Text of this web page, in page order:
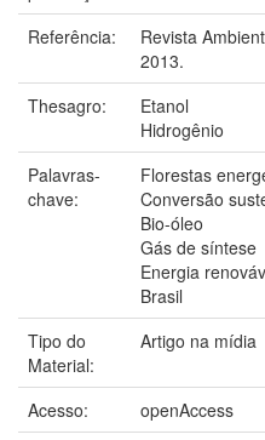
Referência:
Revista
2013.
Thesagro:
Etanol
Hidrogênio
Palavras-
chave:
Florestas
Conversão
Bio-óleo
Gás de síntese
Energia
Brasil
Tipo do
Material:
Artigo na mídia
Acesso:
openAccess